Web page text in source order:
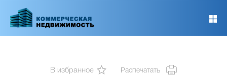
основному
В избранное Распечатать